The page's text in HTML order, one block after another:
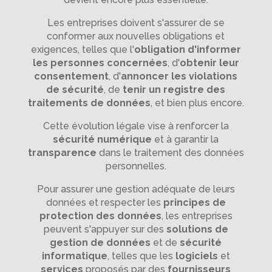
Les entreprises doivent s'assurer de se
conformer aux nouvelles obligations et
exigences, telles que l'obligation d'informer
les personnes concernées, d'obtenir leur
consentement, d'annoncer les violations
de sécurité, de tenir un registre des
traitements de données, et bien plus encore.
Cette évolution légale vise à renforcer la
sécurité numérique et à garantir la
transparence dans le traitement des données
personnelles.
Pour assurer une gestion adéquate de leurs
données et respecter les principes de
protection des données, les entreprises
peuvent s'appuyer sur des solutions de
gestion de données et desécurité
informatique, telles que les logiciels et
services proposés par des fournisseurs